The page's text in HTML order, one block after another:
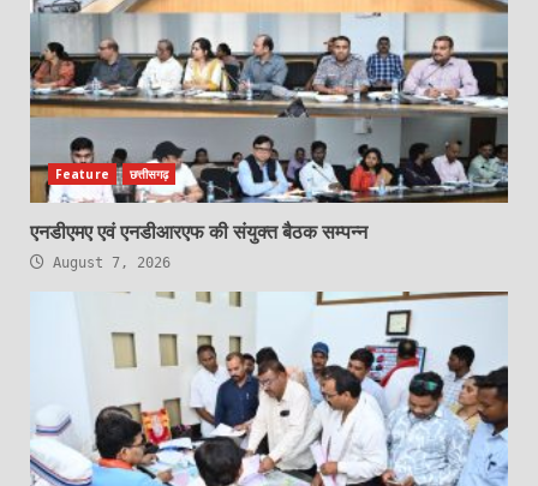
Feature छत्तीसगढ़
एनडीएमए एवं एनडीआरएफ की संयुक्त बैठक सम्पन्न
August 7, 2026